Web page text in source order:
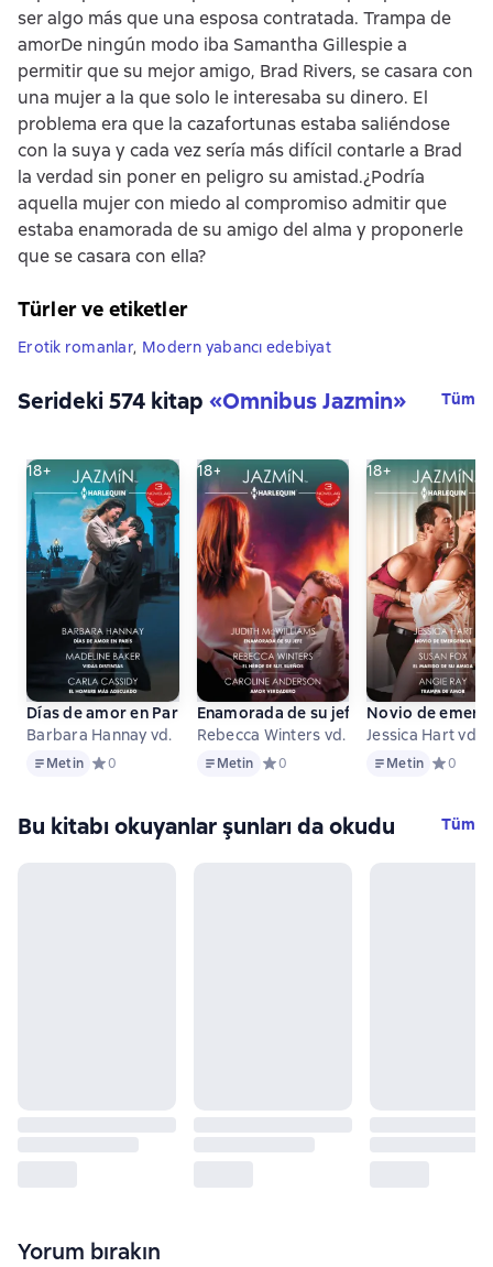
ser algo más que una esposa contratada. Trampa de
amorDe ningún modo iba Samantha Gillespie a
permitir que su mejor amigo, Brad Rivers, se casara con
una mujer a la que solo le interesaba su dinero. El
problema era que la cazafortunas estaba saliéndose
con la suya y cada vez sería más difícil contarle a Brad
la verdad sin poner en peligro su amistad.¿Podría
aquella mujer con miedo al compromiso admitir que
estaba enamorada de su amigo del alma y proponerle
que se casara con ella?
Türler ve etiketler
Erotik romanlar, Modern yabancı edebiyat
Serideki 574 kitap «Omnibus Jazmin» Tüm
18+
Días de amor en París - Vidas distintas - El hombre más
Barbara Hannay vd.
MetinMetin Средний рейтинг 0 на основе 0 оценок
0
18+
Enamorada de su jefe - El héroe de
Rebecca Winters vd.
MetinMetin Средний рейтинг 0 на основе 0
0
18+
Novio de
Jessica Hart vd.
MetinMetin Средний
0
Bu kitabı okuyanlar şunları da okudu Tüm
Yorum bırakın